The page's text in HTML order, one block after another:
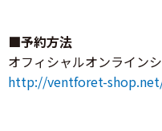
■予約方法
オフィシャルオンライン
http://ventforet-